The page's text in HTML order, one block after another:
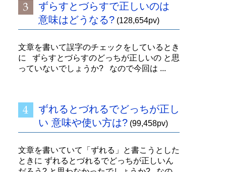
ずらすとづらすで正しいのは
意味はどうなる? (128,654pv)
文章を書いて誤字のチェックをしているとき
に ずらすとづらすのどっちが正しいの と思
っていないでしょうか? なので今回は ...
ずれるとづれるでどっちが正し
い 意味や使い方は? (99,458pv)
文章を書いていて「ずれる」と書こうとした
ときに ずれるとづれるでどっちが正しいん